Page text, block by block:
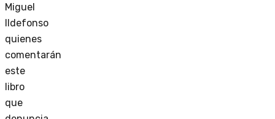
Miguel
Ildefonso
quienes
comentarán
este
libro
que